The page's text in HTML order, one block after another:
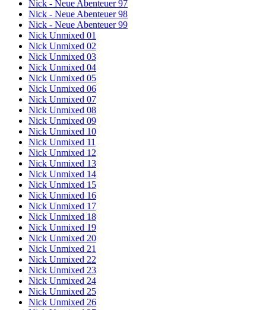
Nick - Neue Abenteuer 97
Nick - Neue Abenteuer 98
Nick - Neue Abenteuer 99
Nick Unmixed 01
Nick Unmixed 02
Nick Unmixed 03
Nick Unmixed 04
Nick Unmixed 05
Nick Unmixed 06
Nick Unmixed 07
Nick Unmixed 08
Nick Unmixed 09
Nick Unmixed 10
Nick Unmixed 11
Nick Unmixed 12
Nick Unmixed 13
Nick Unmixed 14
Nick Unmixed 15
Nick Unmixed 16
Nick Unmixed 17
Nick Unmixed 18
Nick Unmixed 19
Nick Unmixed 20
Nick Unmixed 21
Nick Unmixed 22
Nick Unmixed 23
Nick Unmixed 24
Nick Unmixed 25
Nick Unmixed 26